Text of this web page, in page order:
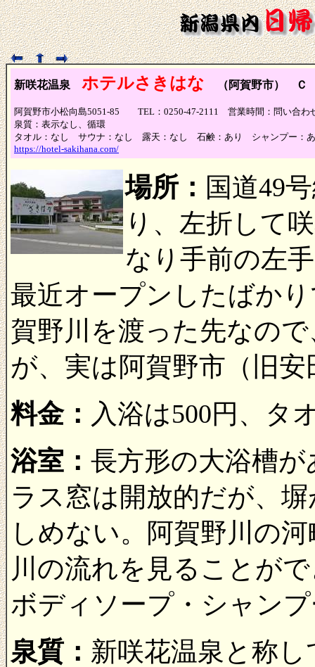
新咲花温泉 ホテルさきはな （阿賀野市） Ｃ
阿賀野市小松向島5051-85 TEL：0250-47-2111 営業時間：問い合
泉質：表示なし、循環
タオル：なし サウナ：なし 露天：なし 石鹸：あり シャンプー：
https://hotel-sakihana.com/
場所： 国道49
り、左折して
なり手前の左
最近オープンしたばか
賀野川を渡った先なの
が、実は阿賀野市（旧
料金： 入浴は500円、タ
浴室： 長方形の大浴槽
ラス窓は開放的だが、
しめない。阿賀野川の
川の流れを見ることが
ボディソープ・シャン
泉質： 新咲花温泉と称